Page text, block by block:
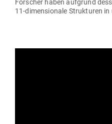
For­scher haben auf­grund
11-dimen­sionale Struk­turen